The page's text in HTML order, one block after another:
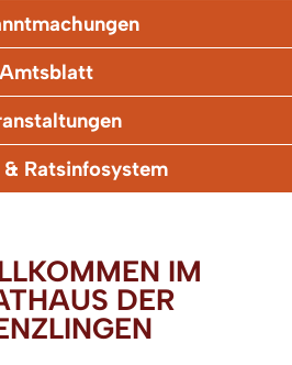
Amtsblatt
Ratsinfosystem
IM
DER